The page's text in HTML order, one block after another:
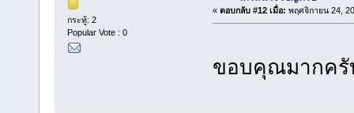
กระทู้: 2
Popular Vote : 0
« ตอบกลับ #12 เมื่อ: พฤศจิกายน 24,
ขอบคุณมากค